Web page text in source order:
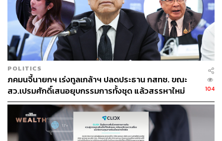
สำหรับกรณีที่ทางธนาคารแห่งประเทศไทยลดดอกเบี้ย
นโยบายลง 0.25% จากระดับ 1.75% มาที่ 1.50% มีโอกาสจะ
เกิดผลกระทบต่อธนาคารพาณิชย์ได้ใน 2 กรณี ดังนี้
กรณี Parallel Cutโดยธนาคารปรับดอกเบี้ยเงินฝากประจำ
และเงินกู้ลงในระดับเดียวกัน 0.25% (ดอกเบี้ยเงินฝากออม
ทรัพย์เท่าเดิม) จะส่งผลให้ส่วนต่างดอกเบี้ยลดลง ส่งผลให้ราย
ได้จากดอกเบี้ยของธนาคารลดลงมากกว่า ดอกเบี้ยที่ธนาคาร
ต้องจ่ายให้ผู้ฝาก สรุปง่ายๆ เลยคือ รายจ่ายลดลง แต่รายได้ลด
ลงมากกว่า
POLITICS
ภคมนจี้นายกฯ เร่งทูลเกล้าฯ ปลดประธาน กสทช. ขณะ
สว.เปรมศักดิ์เสนอยุบกรรมการทั้งชุด แล้วสรรหาใหม่
104